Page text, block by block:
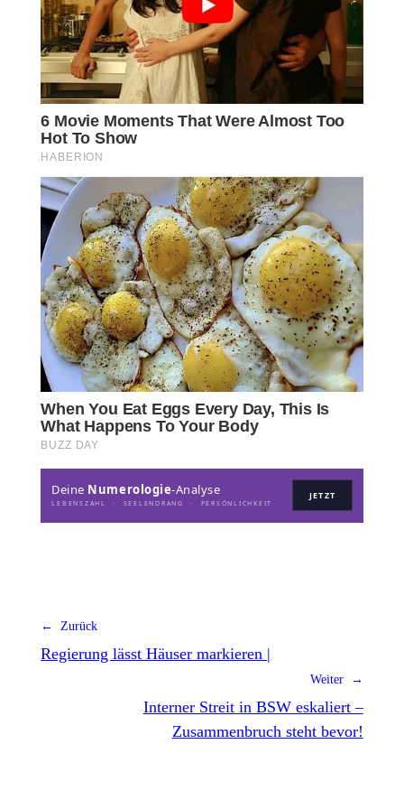
Deine Numerologie-Analyse
LEBENSZAHL · SEELENDRANG · PERSÖNLICHKEIT
JETZT
← Zurück
Regierung lässt Häuser markieren |
Weiter →
Interner Streit in BSW eskaliert –
Zusammenbruch steht bevor!